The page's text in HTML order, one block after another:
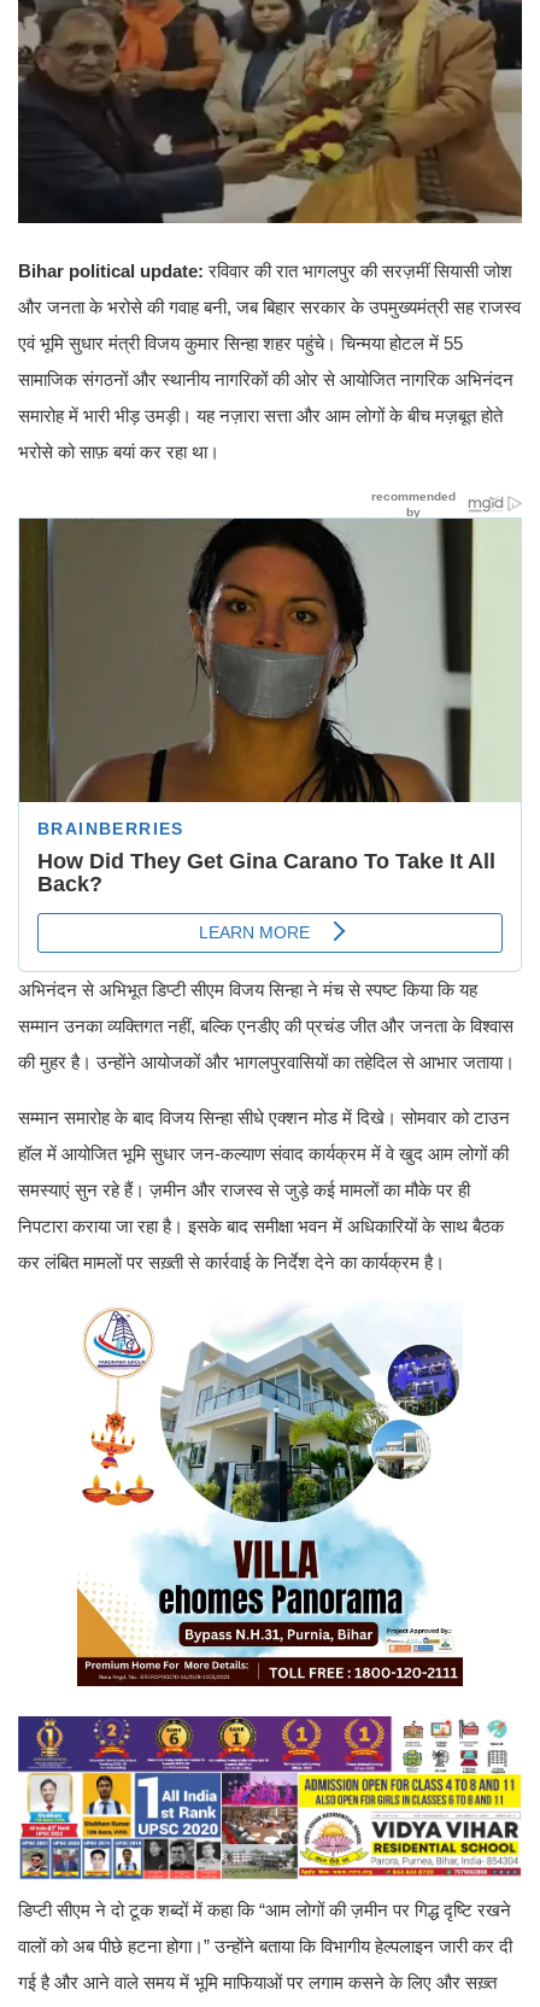
Bihar political update:रविवार की रात भागलपुर की सरज़मीं सियासी जोश
और जनता के भरोसे की गवाह बनी, जब बिहार सरकार के उपमुख्यमंत्री सह राजस्व
एवं भूमि सुधार मंत्री विजय कुमार सिन्हा शहर पहुंचे। चिन्मया होटल में 55
सामाजिक संगठनों और स्थानीय नागरिकों की ओर से आयोजित नागरिक अभिनंदन
समारोह में भारी भीड़ उमड़ी। यह नज़ारा सत्ता और आम लोगों के बीच मज़बूत होते
भरोसे को साफ़ बयां कर रहा था।
अभिनंदन से अभिभूत डिप्टी सीएम विजय सिन्हा ने मंच से स्पष्ट किया कि यह
सम्मान उनका व्यक्तिगत नहीं, बल्कि एनडीए की प्रचंड जीत और जनता के विश्वास
की मुहर है। उन्होंने आयोजकों और भागलपुरवासियों का तहेदिल से आभार जताया।
सम्मान समारोह के बाद विजय सिन्हा सीधे एक्शन मोड में दिखे। सोमवार को टाउन
हॉल में आयोजित भूमि सुधार जन-कल्याण संवाद कार्यक्रम में वे खुद आम लोगों की
समस्याएं सुन रहे हैं। ज़मीन और राजस्व से जुड़े कई मामलों का मौके पर ही
निपटारा कराया जा रहा है। इसके बाद समीक्षा भवन में अधिकारियों के साथ बैठक
कर लंबित मामलों पर सख़्ती से कार्रवाई के निर्देश देने का कार्यक्रम है।
डिप्टी सीएम ने दो टूक शब्दों में कहा कि “आम लोगों की ज़मीन पर गिद्ध दृष्टि रखने
वालों को अब पीछे हटना होगा।” उन्होंने बताया कि विभागीय हेल्पलाइन जारी कर दी
गई है और आने वाले समय में भूमि माफियाओं पर लगाम कसने के लिए और सख़्त